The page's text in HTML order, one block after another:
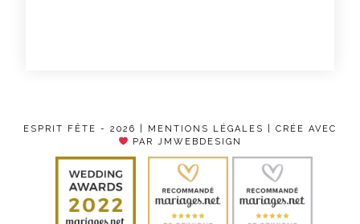
ESPRIT FÊTE - 2026 | MENTIONS LÉGALES
| CRÉE AVEC
PAR JMWEBDESIGN